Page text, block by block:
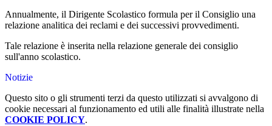
Annualmente, il Dirigente Scolastico formula per il Consiglio una
relazione analitica dei reclami e dei successivi provvedimenti.
Tale relazione è inserita nella relazione generale dei consiglio
sull'anno scolastico.
Notizie
Questo sito o gli strumenti terzi da questo utilizzati si avvalgono di
cookie necessari al funzionamento ed utili alle finalità illustrate nella
COOKIE POLICY.